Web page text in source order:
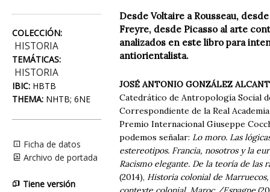
COLECCIÓN:
HISTORIA
TEMÁTICAS:
HISTORIA
IBIC: HBTB
THEMA: NHTB; 6NE
Ficha de datos
Archivo de portada
Tiene versión
Desde Voltaire a Rousseau,
Freyre, desde Picasso al arte
analizados en este libro para
antiorientalista.
JOSÉ ANTONIO GONZÁLEZ
Catedrático de Antropología Social
Correspondiente de la Real
Premio Internacional Giuseppe
podemos señalar: Lo moro. Las
estereotipos. Francia, nosotros y la
Racismo elegante. De la teoría de las
(2014), Historia colonial de Marruecos,